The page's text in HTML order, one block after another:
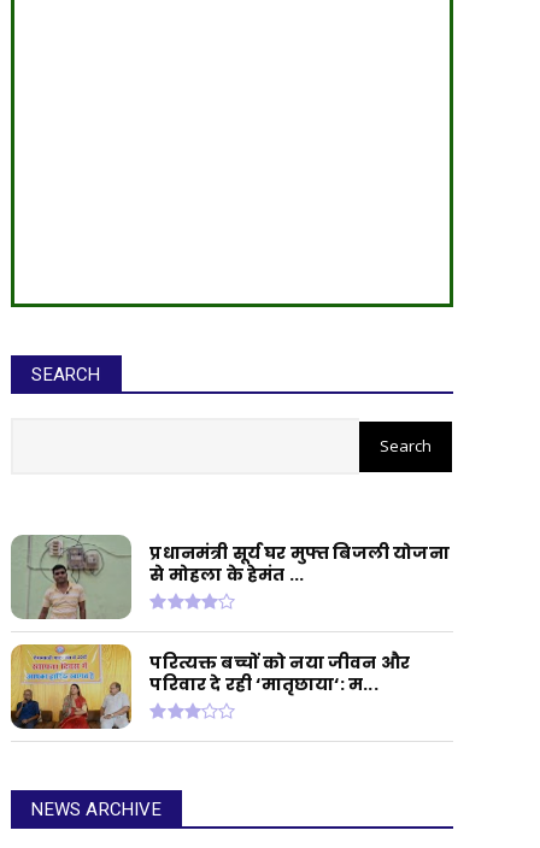
SEARCH
सीईओ ने घोटाले कर बनाई करोड़ों की
प्रधानमंत्री सूर्य घर मुफ्त बिजली योजना
से मोहला के हेमंत ...
परित्यक्त बच्चों को नया जीवन और
परिवार दे रही ‘मातृछाया‘: म...
NEWS ARCHIVE